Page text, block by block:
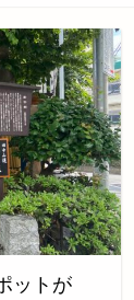
ットが